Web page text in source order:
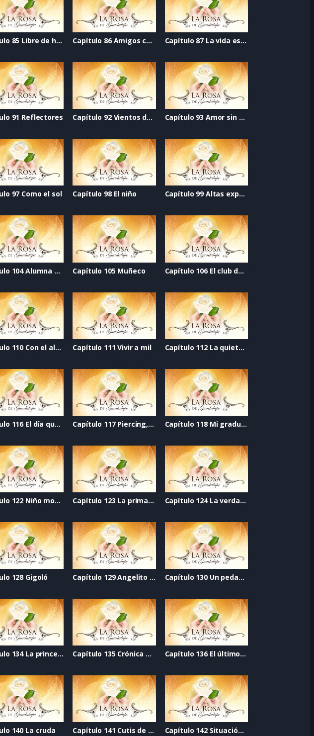
Capítulo 85 Libre de humo Capítulo 86 Amigos con derechos Capítulo 87 La vida es mejor cantando
91 Reflectores Capítulo 92 Vientos de esperanza Capítulo 93 Amor sin fronteras
97 Como el sol Capítulo 98 El niño Capítulo 99 Altas expectativas
Capítulo 104 Alumna de 10 Capítulo 105 Muñeco Capítulo 106 El club del suicidio
Capítulo 110 Con el alma desnuda Capítulo 111 Vivir a mil Capítulo 112 La quietud del viento
Capítulo 116 El día que se acabó el mundo Capítulo 117 Piercing, confianza perforada Capítulo 118 Mi graduación
Capítulo 122 Niño modelo Capítulo 123 La prima incomoda Capítulo 124 La verdad jamás dicha
128 Gigoló Capítulo 129 Angelito de mi guarda Capítulo 130 Un pedazo de vida
Capítulo 134 La princesa luna Capítulo 135 Crónica de la esperanza Capítulo 136 El último grito
140 La cruda Capítulo 141 Cutis de diez Capítulo 142 Situación de riesgo